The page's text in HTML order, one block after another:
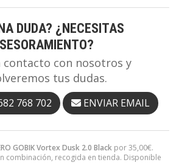
GOBIK Vortex Dusk 2.0 Black por35,00€.
combinación, recogida en tienda. Disponible
DUDA? ¿NECESITAS
contacto con nosotros y
tus dudas.
768 702 ENVIAR EMAIL